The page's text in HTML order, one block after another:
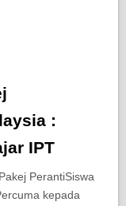
:
IPT
PerantiSiswa
kepada